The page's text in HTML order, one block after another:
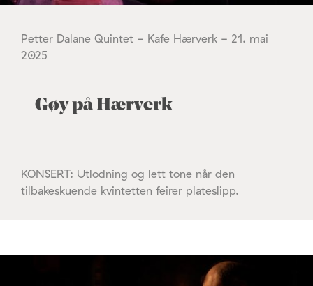
Petter Dalane Quintet - Kafe Hærverk - 21. mai
2025
Gøy på Hærverk
KONSERT: Utlodning og lett tone når den
tilbakeskuende kvintetten feirer plateslipp.